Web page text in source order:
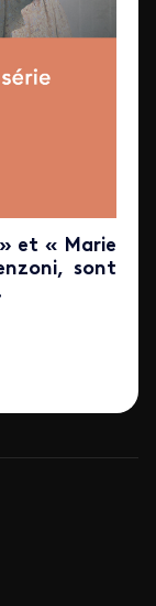
et « Marie
sont